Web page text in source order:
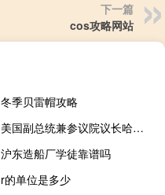
下一篇
cos攻略网站
冬季贝雷帽攻略
美国副总统兼参议院议长哈里斯：建立人工智能安全研究所来为公众测试模型
沪东造船厂学徒靠谱吗
r的单位是多少